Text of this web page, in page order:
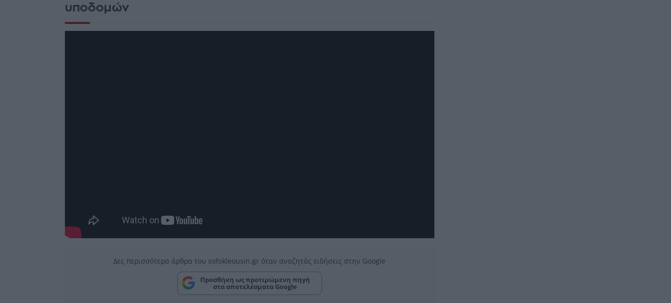
υποδομών
Δες περισσότερα άρθρα του sofokleousin.gr όταν αναζητάς ειδήσεις στην Google
Προσθήκη ως προτιμώμενη πηγή
στα αποτελέσματα Google